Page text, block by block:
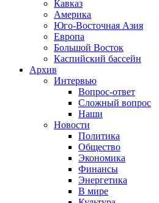
Кавказ
Америка
Юго-Восточная Азия
Европа
Большой Восток
Каспийский бассейн
Архив
Интервью
Вопрос-ответ
Сложный вопрос
Наши
Новости
Политика
Общество
Экономика
Финансы
Энергетика
В мире